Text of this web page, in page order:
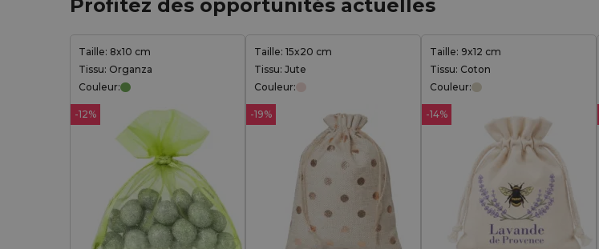
Profitez des opportunités actuelles
Taille: 8x10 cm
Tissu: Organza
Couleur:
-12%
Taille: 15x20 cm
Tissu: Jute
Couleur:
-19%
Taille: 9x12 cm
Tissu: Coton
Couleur:
-14%